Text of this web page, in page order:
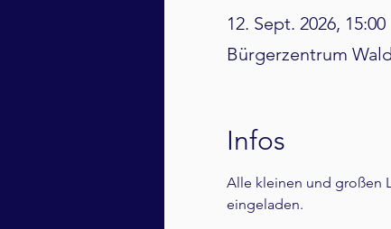
12. Sept. 2026, 15:00
Bürgerzentrum
Infos
Alle kleinen und großen
eingeladen.